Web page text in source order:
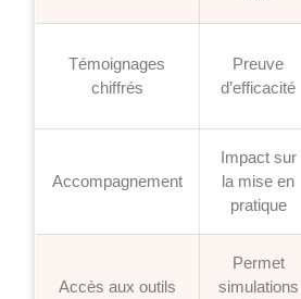
Témoignages
chiffrés
Preuve
d’efficacité
Accompagnement
Impact sur
la mise en
pratique
Accès aux outils
Permet
simulations